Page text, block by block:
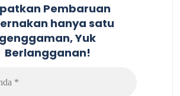
Pembaruan
hanya satu
genggaman, Yuk
Berlangganan!